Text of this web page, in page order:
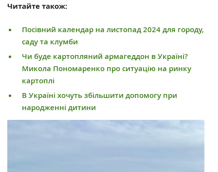
Читайте також:
Посівний календар на листопад 2024 для городу,
саду та клумби
Чи буде картопляний армагеддон в Україні?
Микола Пономаренко про ситуацію на ринку
картоплі
В Україні хочуть збільшити допомогу при
народженні дитини